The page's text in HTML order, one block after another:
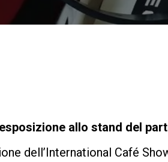
allo stand del
dell’International Café